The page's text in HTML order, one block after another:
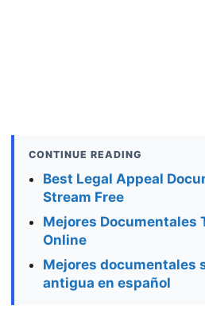
CONTINUE READING
Best Legal Appeal
Stream Free
Mejores Documentales
Online
Mejores documentales
antigua en español